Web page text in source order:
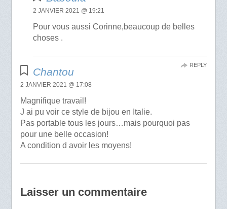
2 JANVIER 2021 @ 19:21
Pour vous aussi Corinne,beaucoup de belles
choses .
Chantou
2 JANVIER 2021 @ 17:08
Magnifique travail!
J ai pu voir ce style de bijou en Italie.
Pas portable tous les jours…mais pourquoi pas
pour une belle occasion!
A condition d avoir les moyens!
REPLY
Laisser un commentaire